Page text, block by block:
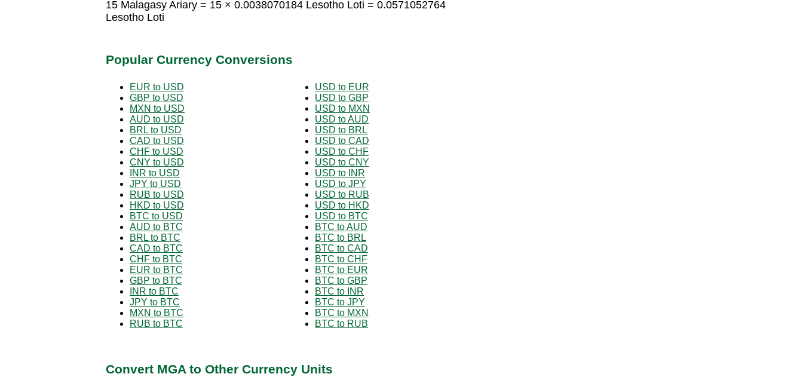
15 Malagasy Ariary = 15 × 0.0038070184 Lesotho Loti = 0.0571052764
Lesotho Loti
Popular Currency Conversions
EUR to USD
GBP to USD
MXN to USD
AUD to USD
BRL to USD
CAD to USD
CHF to USD
CNY to USD
INR to USD
JPY to USD
RUB to USD
HKD to USD
BTC to USD
AUD to BTC
BRL to BTC
CAD to BTC
CHF to BTC
EUR to BTC
GBP to BTC
INR to BTC
JPY to BTC
MXN to BTC
RUB to BTC
USD to EUR
USD to GBP
USD to MXN
USD to AUD
USD to BRL
USD to CAD
USD to CHF
USD to CNY
USD to INR
USD to JPY
USD to RUB
USD to HKD
USD to BTC
BTC to AUD
BTC to BRL
BTC to CAD
BTC to CHF
BTC to EUR
BTC to GBP
BTC to INR
BTC to JPY
BTC to MXN
BTC to RUB
Convert MGA to Other Currency Units